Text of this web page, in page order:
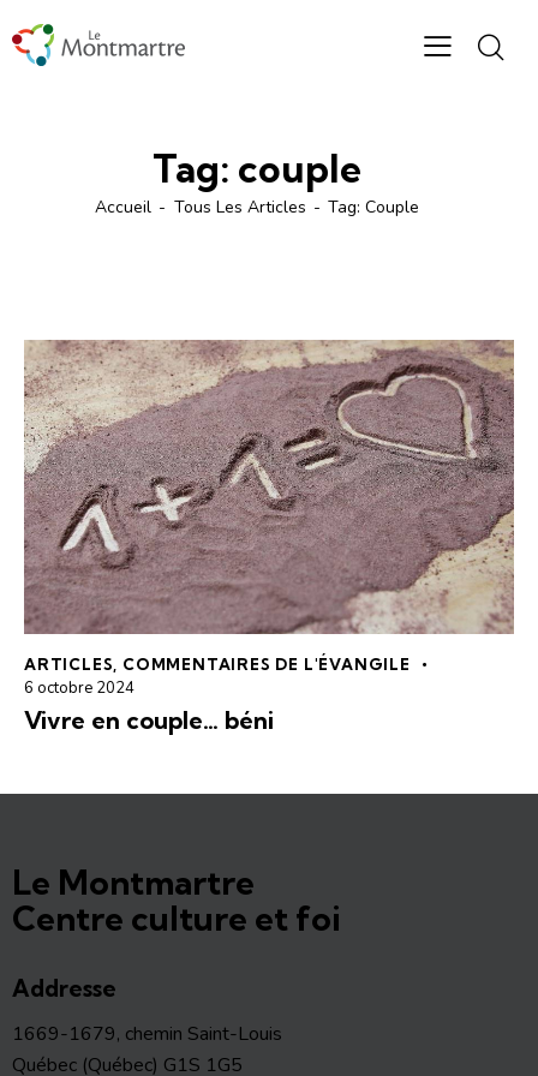
Tag: couple
Accueil Tous Les Articles Tag: Couple
ARTICLES, COMMENTAIRES DE L'ÉVANGILE
6 octobre 2024
Vivre en couple… béni
Le Montmartre
Centre culture et foi
Addresse
1669-1679, chemin Saint-Louis
Québec (Québec) G1S 1G5